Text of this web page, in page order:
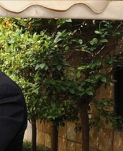
nedeniyle İsrail'e
destek" söylemini
azaltması yönünde